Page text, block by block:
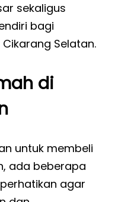
sekaligus
bagi
Selatan.
di
untuk membeli
ada beberapa
agar